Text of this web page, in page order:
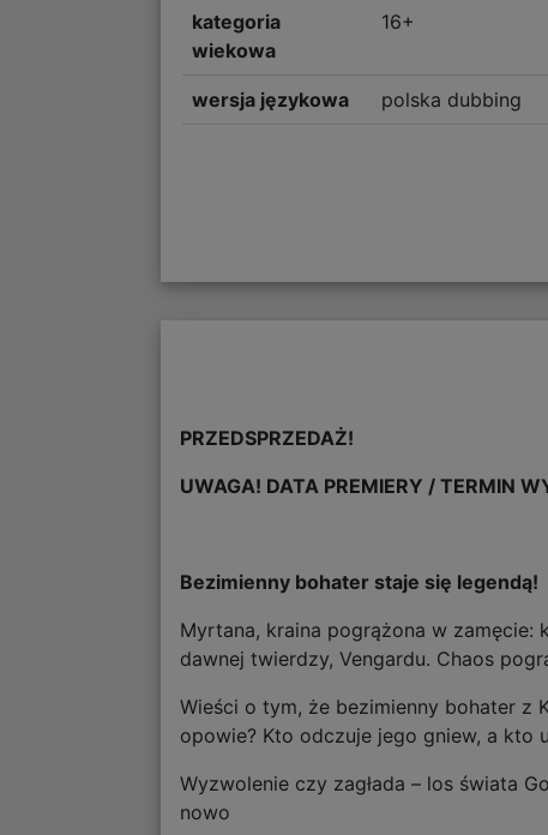
kategoria
wiekowa
16+
wersja językowa polska dubbing
PRZEDSPRZEDAŻ!
UWAGA! DATA PREMIERY / TERMIN
Bezimienny bohater staje się legendą!
Myrtana, kraina pogrążona w zamęcie:
dawnej twierdzy, Vengardu. Chaos
Wieści o tym, że bezimienny bohater z
opowie? Kto odczuje jego gniew, a kto
Wyzwolenie czy zagłada – los świata
nowo